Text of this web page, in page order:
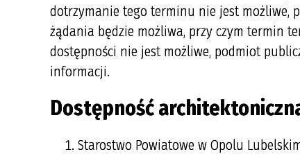
dotrzymanie tego terminu nie jest możliwe,
żądania będzie możliwa, przy czym termin
dostępności nie jest możliwe, podmiot
informacji.
Dostępność
Starostwo Powiatowe w Opolu